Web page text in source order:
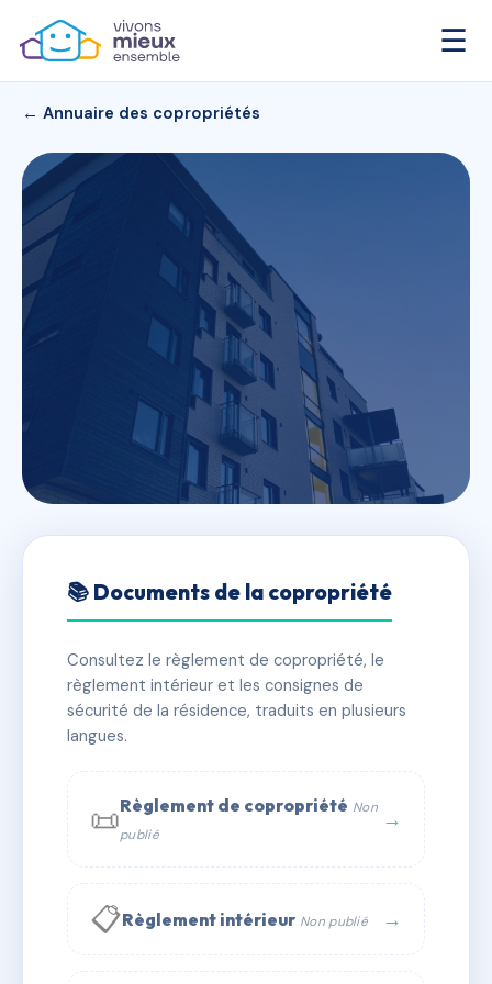
☰
← Annuaire des copropriétés
18 COURS SUCHET
✓ Immatriculée 🏠 54 lots 🏗 1 bâtiment(s)
📞 Contacter Syndic Digital
📚 Documents de la copropriété
Consultez le règlement de copropriété, le
règlement intérieur et les consignes de
sécurité de la résidence, traduits en plusieurs
langues.
📜Règlement de copropriété Non
publié
→
📋Règlement intérieur Non publié →